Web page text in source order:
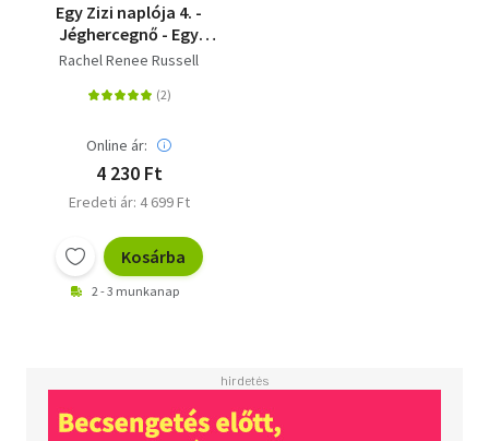
Egy Zizi naplója 4. -
Jéghercegnő - Egy
nem-túl-tehetséges
Rachel Renee Russell
Online ár:
4 230 Ft
Eredeti ár: 4 699 Ft
Kosárba
2 - 3 munkanap